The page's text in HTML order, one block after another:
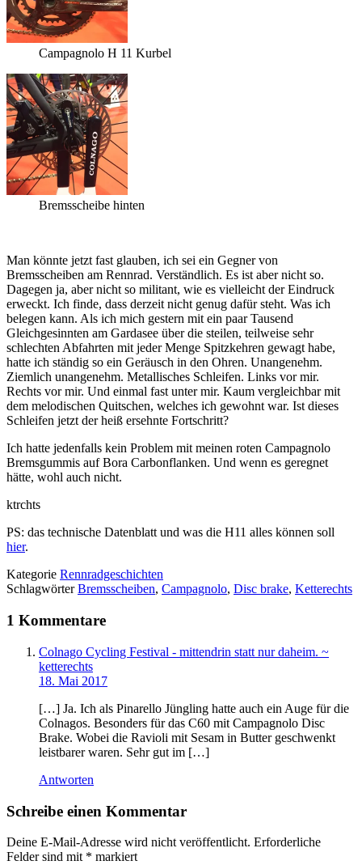
Campagnolo H 11 Kurbel
Bremsscheibe hinten
Man könnte jetzt fast glauben, ich sei ein Gegner von
Bremsscheiben am Rennrad. Verständlich. Es ist aber nicht so.
Dagegen ja, aber nicht so militant, wie es vielleicht der Eindruck
erweckt. Ich finde, dass derzeit nicht genug dafür steht. Was ich
belegen kann. Als ich mich gestern mit ein paar Tausend
Gleichgesinnten am Gardasee über die steilen, teilweise sehr
schlechten Abfahrten mit jeder Menge Spitzkehren gewagt habe,
hatte ich ständig so ein Geräusch in den Ohren. Unangenehm.
Ziemlich unangenehm. Metallisches Schleifen. Links vor mir.
Rechts vor mir. Und einmal fast unter mir. Kaum vergleichbar mit
dem melodischen Quitschen, welches ich gewohnt war. Ist dieses
Schleifen jetzt der heiß ersehnte Fortschritt?
Ich hatte jedenfalls kein Problem mit meinen roten Campagnolo
Bremsgummis auf Bora Carbonflanken. Und wenn es geregnet
hätte, wohl auch nicht.
ktrchts
PS: das technische Datenblatt und was die H11 alles können soll
hier.
Kategorie Rennradgeschichten
SchlagwörterBremsscheiben, Campagnolo, Disc brake, Ketterechts
1 Kommentare
Colnago Cycling Festival - mittendrin statt nur daheim. ~
ketterechts
18. Mai 2017
[…] Ja. Ich als Pinarello Jüngling hatte auch ein Auge für die
Colnagos. Besonders für das C60 mit Campagnolo Disc
Brake. Wobei die Ravioli mit Sesam in Butter geschwenkt
leistbarer waren. Sehr gut im […]
Antworten
Schreibe einen Kommentar
Deine E-Mail-Adresse wird nicht veröffentlicht. Erforderliche
Felder sind mit * markiert